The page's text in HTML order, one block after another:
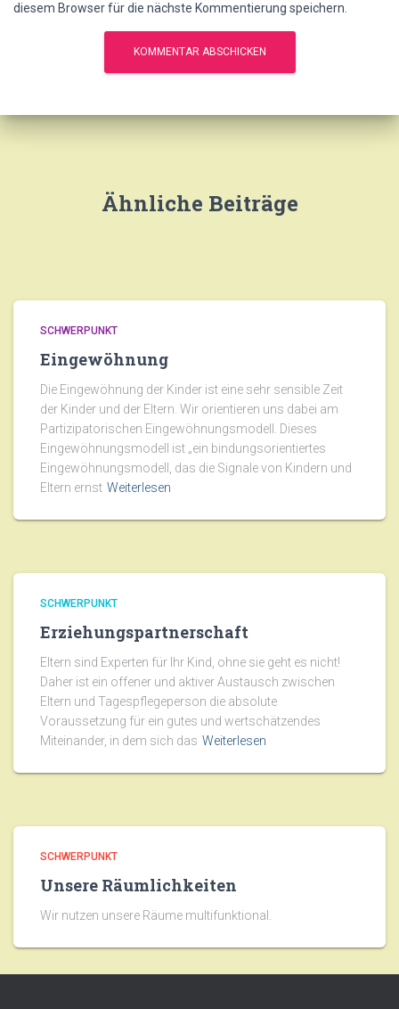
diesem Browser für die nächste Kommentierung speichern.
Ähnliche Beiträge
SCHWERPUNKT
Eingewöhnung
Die Eingewöhnung der Kinder ist eine sehr sensible Zeit
der Kinder und der Eltern. Wir orientieren uns dabei am
Partizipatorischen Eingewöhnungsmodell. Dieses
Eingewöhnungsmodell ist „ein bindungsorientiertes
Eingewöhnungsmodell, das die Signale von Kindern und
Eltern ernst Weiterlesen
SCHWERPUNKT
Erziehungspartnerschaft
Eltern sind Experten für Ihr Kind, ohne sie geht es nicht!
Daher ist ein offener und aktiver Austausch zwischen
Eltern und Tagespflegeperson die absolute
Voraussetzung für ein gutes und wertschätzendes
Miteinander, in dem sich das Weiterlesen
SCHWERPUNKT
Unsere Räumlichkeiten
Wir nutzen unsere Räume multifunktional.